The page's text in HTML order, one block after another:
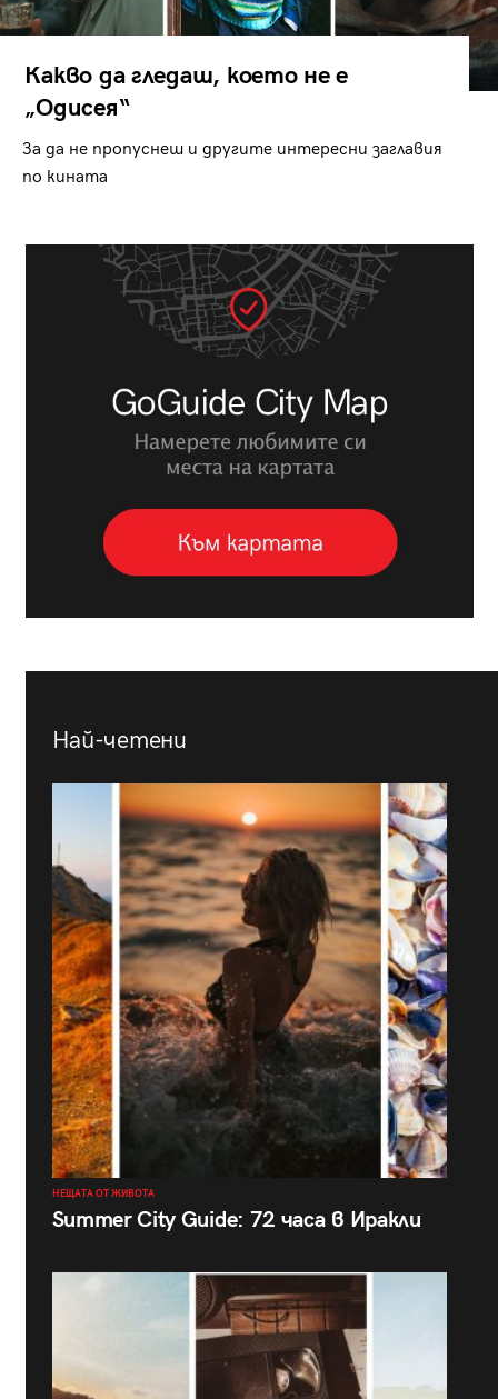
Какво да гледаш, което не е
„Одисея“
За да не пропуснеш и другите интересни заглавия
по кината
Най-четени
НЕЩАТА ОТ ЖИВОТА
Summer City Guide: 72 часа в Иракли